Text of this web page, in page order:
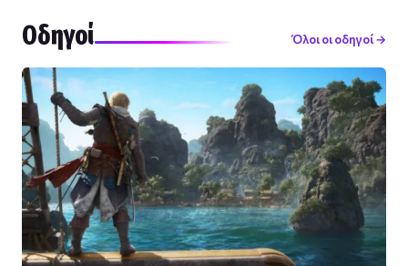
Οδηγοί Όλοι οι οδηγοί →